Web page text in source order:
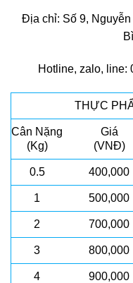
Địa chỉ: Số 9,
Hotline, zalo, line:
THỰC
Cân Nặng
(Kg)
Giá
(VNĐ)
0.5 400,000
1 500,000
2 700,000
3 800,000
4 900,000